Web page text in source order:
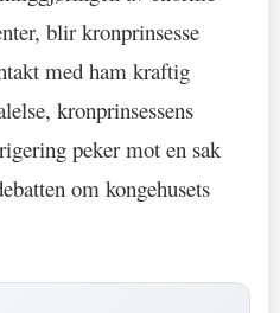
blir kronprinsesse
med ham kraftig
kronprinsessens
peker mot en sak
om kongehusets